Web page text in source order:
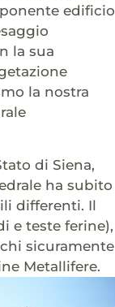
edificio
la sua
la nostra
di Siena,
ha subito
differenti. Il
e teste ferine),
sicuramente
Metallifere.